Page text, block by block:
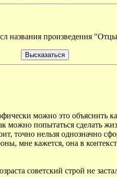
названия произведения
можно это объяснить
можно попытаться сделать
точно нельзя однозначно
мне кажется, она в
советский строй не